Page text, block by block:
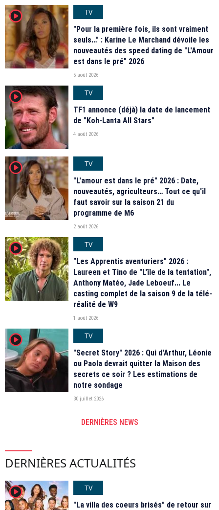
player2
TV
"Pour la première fois, ils sont vraiment
seuls…" : Karine Le Marchand dévoile les
nouveautés des speed dating de "L'Amour
est dans le pré" 2026
5 août 2026
player2
TV
TF1 annonce (déjà) la date de lancement
de "Koh-Lanta All Stars"
4 août 2026
player2
TV
"L'amour est dans le pré" 2026 : Date,
nouveautés, agriculteurs… Tout ce qu'il
faut savoir sur la saison 21 du
programme de M6
2 août 2026
player2
TV
"Les Apprentis aventuriers" 2026 :
Laureen et Tino de "L'île de la tentation",
Anthony Matéo, Jade Leboeuf... Le
casting complet de la saison 9 de la télé-
réalité de W9
1 août 2026
player2
TV
"Secret Story" 2026 : Qui d'Arthur, Léonie
ou Paola devrait quitter la Maison des
secrets ce soir ? Les estimations de
notre sondage
30 juillet 2026
DERNIÈRES NEWS
DERNIÈRES ACTUALITÉS
player2
TV
"La villa des coeurs brisés" de retour sur